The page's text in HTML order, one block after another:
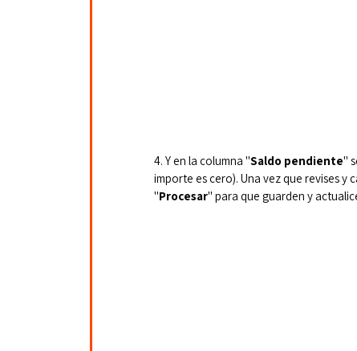
4. Y en la columna "Saldo pendiente"
importe es cero). Una vez que revises
"Procesar" para que guarden y